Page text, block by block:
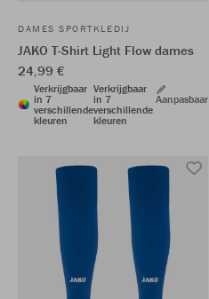
DAMES SPORTKLEDIJ
JAKO T-Shirt Light Flow dames
24,99 €
Verkrijgbaar
in 7
verschillende
kleuren
Verkrijgbaar
in 7
verschillende
kleuren
Aanpasbaar